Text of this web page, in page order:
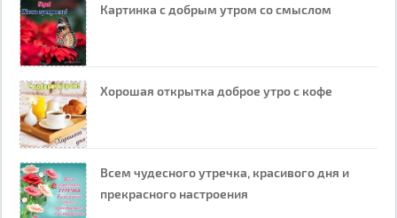
Картинка с добрым утром со смыслом
Хорошая открытка доброе утро с кофе
Всем чудесного утречка, красивого дня и
прекрасного настроения